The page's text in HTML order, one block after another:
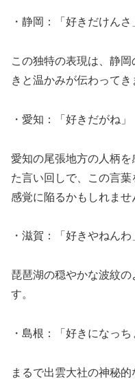
・静岡：「好きだけんさ
この独特の表現は、静
きと温かみが伝わってき
・愛知：「好きだがね」
愛知の尾張地方の人柄
た言い回しで、この言
感覚に陥るかもしれませ
・滋賀：「好きやねんわ
琵琶湖の穏やかな波紋
す。
・島根：「好きになっち
まるで出雲大社の神秘